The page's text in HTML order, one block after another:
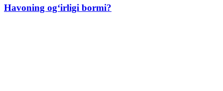
Havoning og‘irligi bormi?